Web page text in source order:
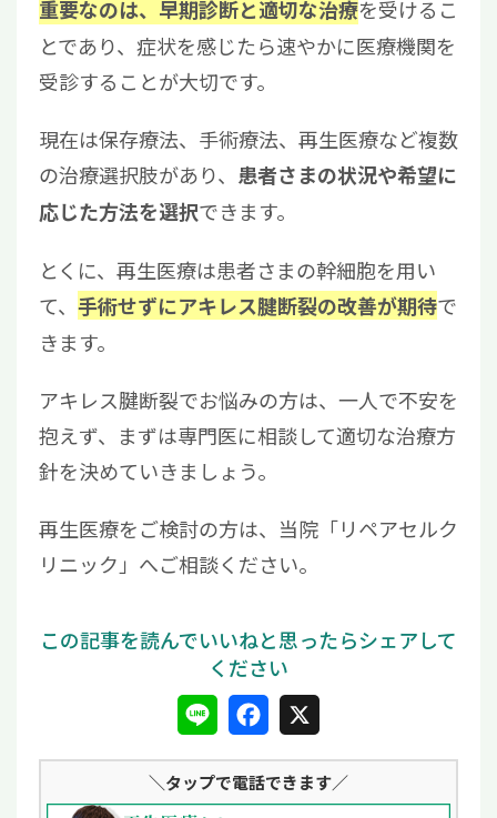
重要なのは、早期診断と適切な治療を受けるこ
とであり、症状を感じたら速やかに医療機関を
受診することが大切です。
現在は保存療法、手術療法、再生医療など複数
の治療選択肢があり、 患者さまの状況や希望に
応じた方法を選択できます。
とくに、再生医療は患者さまの幹細胞を用い
て、 手術せずにアキレス腱断裂の改善が期待で
きます。
アキレス腱断裂でお悩みの方は、一人で不安を
抱えず、まずは専門医に相談して適切な治療方
針を決めていきましょう。
再生医療をご検討の方は、当院「リペアセルク
リニック」へご相談ください。
L
n
F
c
X
＼タップで電話できます／